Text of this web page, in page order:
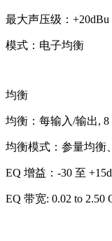
最大声压级：+20dBu
模式：电子均衡
均衡
均衡：每输入/输出, 8
均衡模式：参量均衡
EQ 增益：-30 至
EQ 带宽: 0.02 to 2.50